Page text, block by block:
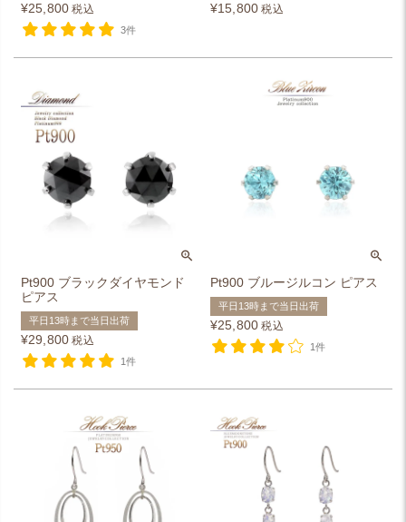
¥25,800 税込
3件
¥15,800 税込
Pt900 ブラックダイヤモンド
ピアス
平日13時まで当日出荷
¥29,800 税込
1件
Pt900 ブルージルコン ピアス
平日13時まで当日出荷
¥25,800 税込
1件